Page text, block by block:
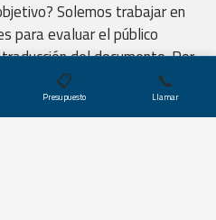
en Línea
Solemos trabajar en
para evaluar el público
del documento. Por
gubernamentales o
que este tipo de
de formato, plazos de
📋
Presupuesto
📞
Llamar